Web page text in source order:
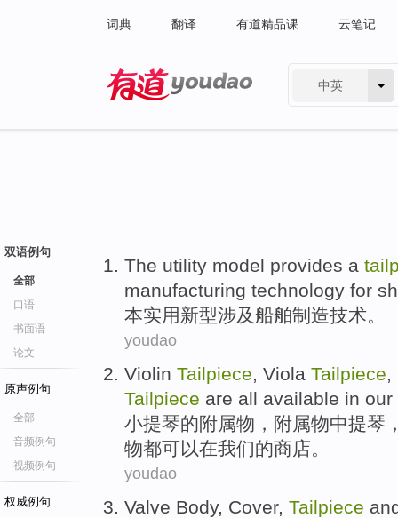
词典 翻译 有道精品课 云笔记
中英
双语例句
全部
口语
书面语
论文
原声例句
全部
音频例句
视频例句
权威例句
The utility model provides a
manufacturing technology for
本实用新型涉及船舶制造技术。
youdao
Violin Tailpiece, Viola Tailpiece,
Tailpiece are all available in our
小提琴的附属物 ，附属物中提琴
物都可以在我们的商店。
youdao
Valve Body, Cover, Tailpiece